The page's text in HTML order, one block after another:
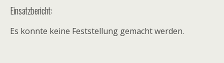
Einsatzbericht:
Es konnte keine Feststellung gemacht werden.